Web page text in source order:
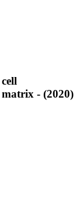
- (2020)